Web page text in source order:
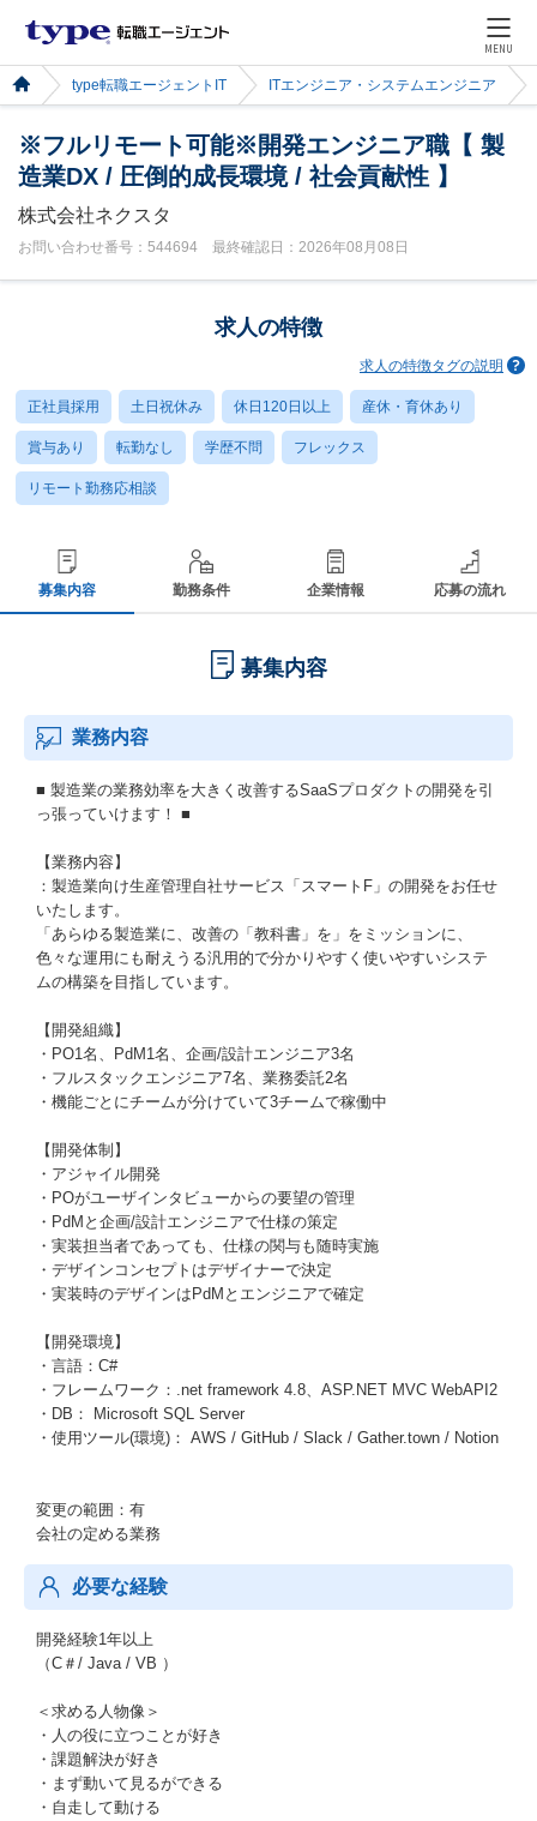
MENU
type転職エージェントIT ITエンジニア・システムエンジニア
※フルリモート可能※開発エンジニア職【 製
造業DX / 圧倒的成長環境 / 社会貢献性 】
株式会社ネクスタ
お問い合わせ番号：544694 最終確認日：2026年08月08日
求人の特徴
求人の特徴タグの説明
正社員採用 土日祝休み 休日120日以上 産休・育休あり
賞与あり 転勤なし 学歴不問 フレックス
リモート勤務応相談
募集内容 勤務条件 企業情報 応募の流れ
募集内容
業務内容
■ 製造業の業務効率を大きく改善するSaaSプロダクトの開発を引
っ張っていけます！ ■
【業務内容】
：製造業向け生産管理自社サービス「スマートF」の開発をお任せ
いたします。
「あらゆる製造業に、改善の「教科書」を」をミッションに、
色々な運用にも耐えうる汎用的で分かりやすく使いやすいシステ
ムの構築を目指しています。
【開発組織】
・PO1名、PdM1名、企画/設計エンジニア3名
・フルスタックエンジニア7名、業務委託2名
・機能ごとにチームが分けていて3チームで稼働中
【開発体制】
・アジャイル開発
・POがユーザインタビューからの要望の管理
・PdMと企画/設計エンジニアで仕様の策定
・実装担当者であっても、仕様の関与も随時実施
・デザインコンセプトはデザイナーで決定
・実装時のデザインはPdMとエンジニアで確定
【開発環境】
・言語：C#
・フレームワーク：.net framework 4.8、ASP.NET MVC WebAPI2
・DB： Microsoft SQL Server
・使用ツール(環境)： AWS / GitHub / Slack / Gather.town / Notion
変更の範囲：有
会社の定める業務
必要な経験
開発経験1年以上
（C＃/ Java / VB ）
＜求める人物像＞
・人の役に立つことが好き
・課題解決が好き
・まず動いて見るができる
・自走して動ける